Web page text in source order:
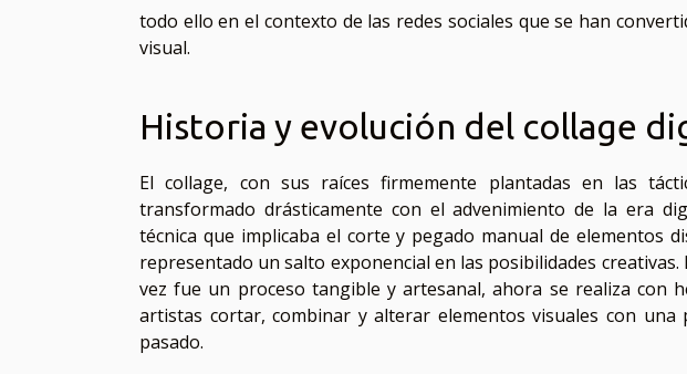
todo ello en el contexto de las redes sociales que se han
visual.
Historia y evolución del collage
El collage, con sus raíces firmemente plantadas en las
transformado drásticamente con el advenimiento de la era
técnica que implicaba el corte y pegado manual de elementos
representado un salto exponencial en las posibilidades
vez fue un proceso tangible y artesanal, ahora se realiza con
artistas cortar, combinar y alterar elementos visuales con una
pasado.